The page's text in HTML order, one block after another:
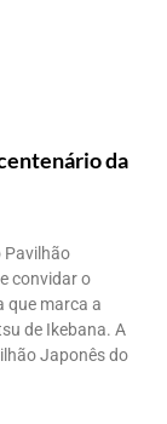
da
Pavilhão
convidar o
que marca a
de Ikebana. A
Japonês do